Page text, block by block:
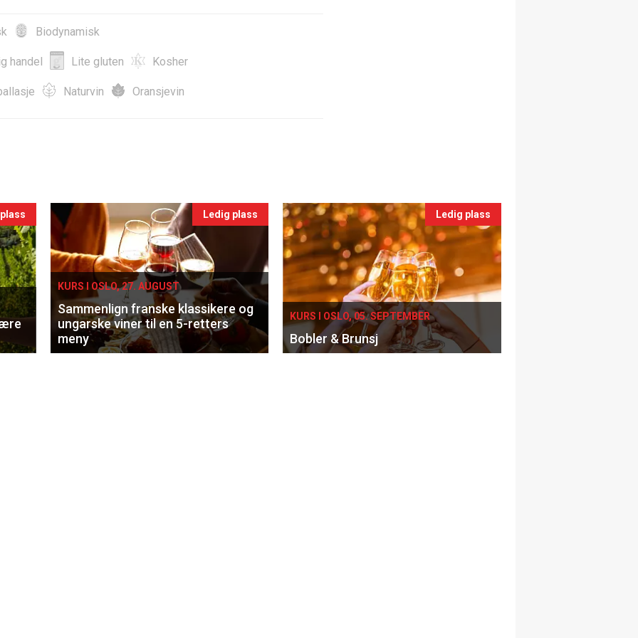
Biodynamisk
handel Lite gluten Kosher
Naturvin Oransjevin
Ledig plass
KURS I OSLO, 27. AUGUST
Sammenlign franske klassikere og
ungarske viner til en 5-retters
meny
Ledig plass
KURS I OSLO, 05. SEPTEMBER
Bobler & Brunsj